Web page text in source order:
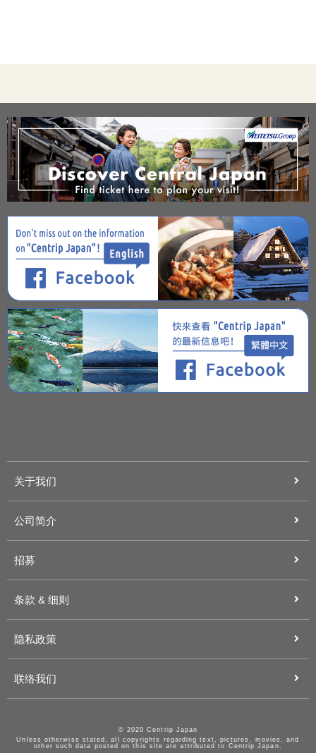
关于我们
公司简介
招募
条款 & 细则
隐私政策
联络我们
© 2020 Centrip Japan
Unless otherwise stated, all copyrights regarding text, pictures, movies, and
other such data posted on this site are attributed to Centrip Japan.